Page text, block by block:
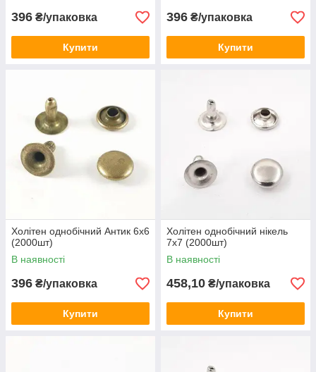
396 ₴/упаковка
Купити
396 ₴/упаковка
Купити
Холітен однобічний Антик 6x6
(2000шт)
В наявності
396 ₴/упаковка
Купити
Холітен однобічний нікель
7х7 (2000шт)
В наявності
458,10 ₴/упаковка
Купити